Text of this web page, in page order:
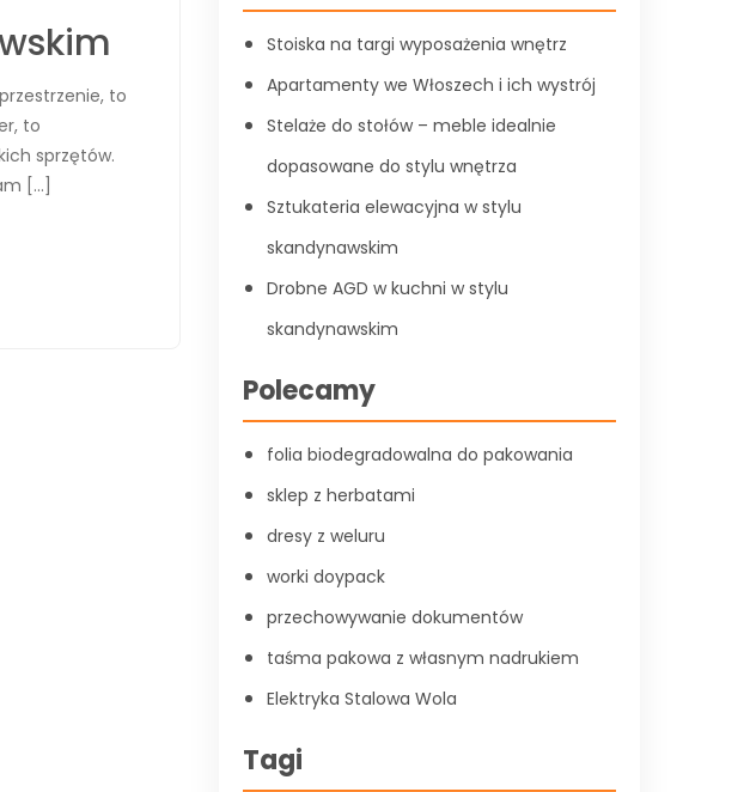
to
to
sprzętów.
[…]
Stoiska na targi wyposażenia wnętrz
Apartamenty we Włoszech i ich wystrój
Stelaże do stołów – meble idealnie
dopasowane do stylu wnętrza
Sztukateria elewacyjna w stylu
skandynawskim
Drobne AGD w kuchni w stylu
skandynawskim
Polecamy
folia biodegradowalna do pakowania
sklep z herbatami
dresy z weluru
worki doypack
przechowywanie dokumentów
taśma pakowa z własnym nadrukiem
Elektryka Stalowa Wola
Tagi